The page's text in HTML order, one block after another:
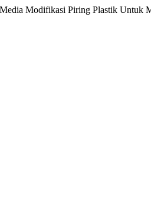
Modifikasi Piring Plastik Untuk